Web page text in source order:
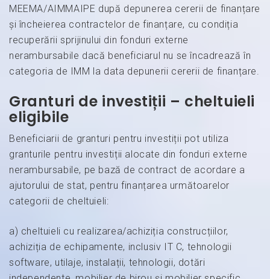
MEEMA/AIMMAIPE după depunerea cererii de finanțare
și încheierea contractelor de finanțare, cu condiția
recuperării sprijinului din fonduri externe
nerambursabile dacă beneficiarul nu se încadrează în
categoria de IMM la data depunerii cererii de finanțare.
Granturi de investiții – cheltuieli
eligibile
Beneficiarii de granturi pentru investiții pot utiliza
granturile pentru investiții alocate din fonduri externe
nerambursabile, pe bază de contract de acordare a
ajutorului de stat, pentru finanțarea următoarelor
categorii de cheltuieli:
a) cheltuieli cu realizarea/achiziția construcțiilor,
achiziția de echipamente, inclusiv IT C, tehnologii
software, utilaje, instalații, tehnologii, dotări